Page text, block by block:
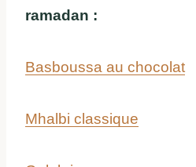
ramadan :
Basboussa au chocolat
Mhalbi classique